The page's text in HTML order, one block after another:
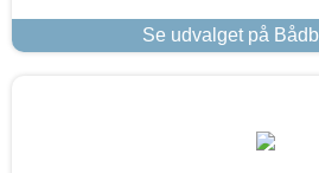
Se udvalget på